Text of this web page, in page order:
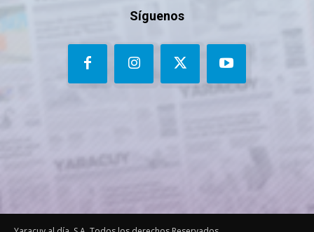
Síguenos